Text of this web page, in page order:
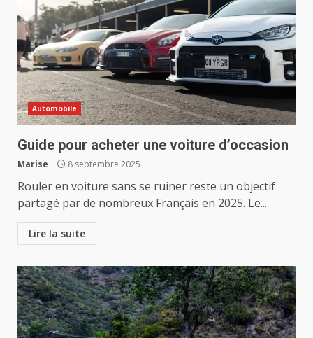
Automobile
Guide pour acheter une voiture d’occasion
Marise 8 septembre 2025
Rouler en voiture sans se ruiner reste un objectif
partagé par de nombreux Français en 2025. Le...
Lire la suite